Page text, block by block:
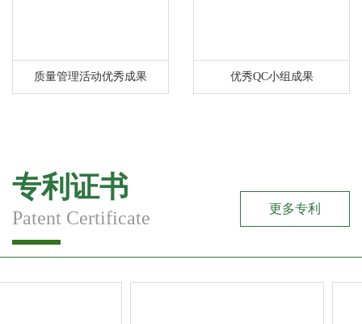
质量管理活动优秀成果 优秀QC小组成果
专利证书
Patent Certificate 更多专利